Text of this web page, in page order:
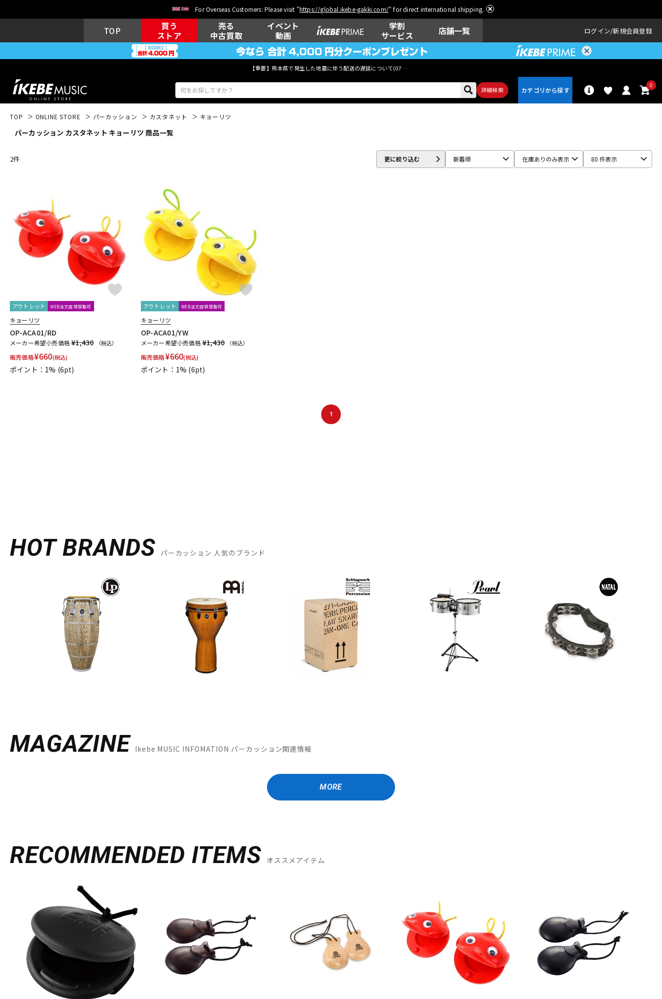
For Overseas Customers: Please visit "https://global.ikebe-gakki.com/" for direct international shipping.
TOP
買う
ストア
売る
中古買取
イベント
動画
学割
サービス
店舗一覧 ログイン 新規会員登録
【重要】熊本県で発生した地震に伴う配送の遅延について(07月29日
詳細検索
0
エレキギター アコギ/エレ
電子ピアノ
DJ機器 DTM
中古 ヴィンテージ
TOP ONLINE STORE パーカッション カスタネット キョーリツ
パーカッション カスタネット キョーリツ 商品一覧
2件 更に絞り込む 新着順 在庫ありのみ表示 80 件表示
アウトレット WEB注文店頭受取可
キョーリツ
OP-ACA01/RD
メーカー希望小売価格¥1,430 （税込）
販売価格¥660(税込)
ポイント：1% (6pt)
アウトレット WEB注文店頭受取可
キョーリツ
OP-ACA01/YW
メーカー希望小売価格¥1,430 （税込）
販売価格¥660(税込)
ポイント：1% (6pt)
1
HOT BRANDS パーカッション 人気のブランド
MAGAZINE Ikebe MUSIC INFOMATION パーカッション関連情報
MORE
RECOMMENDED ITEMS オススメアイテム